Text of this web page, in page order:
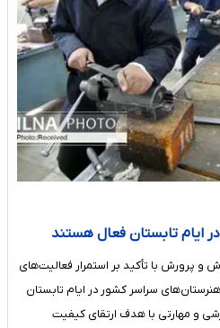
ایام تابستان فعال هستند
پرورش با تأکید بر استمرار فعالیت‌های
سراسر کشور در ایام تابستان
و مهارتی با هدف ارتقای کیفیت